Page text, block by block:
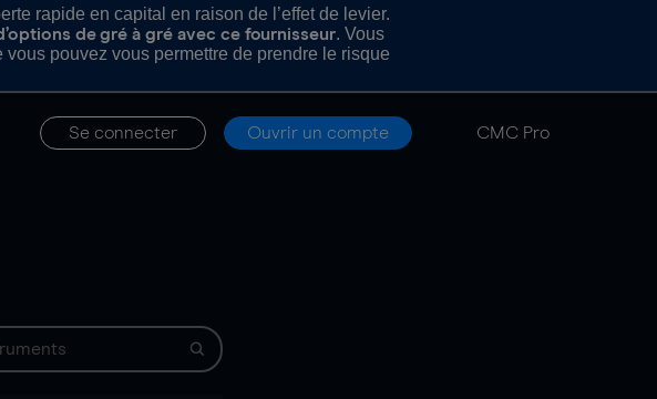
rapide en capital en raison de l’effet de levier.
de gré à gré avec ce fournisseur. Vous
pouvez vous permettre de prendre le risque
Se connecter Ouvrir un compte CMC Pro